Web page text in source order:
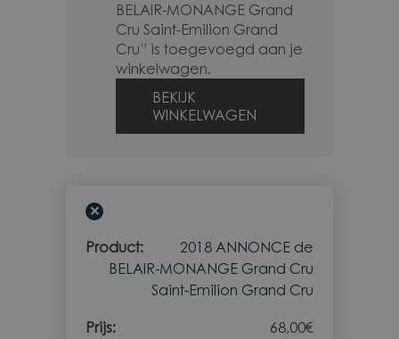
BELAIR-MONANGE Grand
Cru Saint-Emilion Grand
Cru” is toegevoegd aan je
winkelwagen.
BEKIJK
WINKELWAGEN
×
2018 ANNONCE de
BELAIR-MONANGE Grand Cru
Saint-Emilion Grand Cru
68,00€